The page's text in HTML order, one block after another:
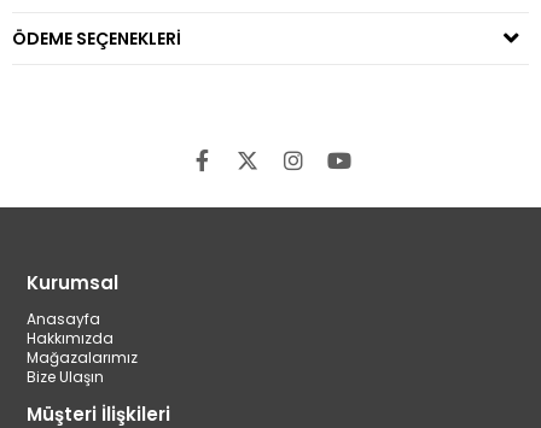
ÖDEME SEÇENEKLERI
Kurumsal
Anasayfa
Hakkımızda
Mağazalarımız
Bize Ulaşın
Müşteri İlişkileri